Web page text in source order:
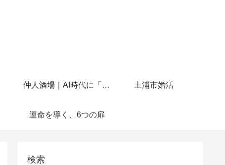
仲人酒場｜AI時代に「人と話せる場所」を作りたかった 土浦市婚活
運命を導く、6つの扉
検索